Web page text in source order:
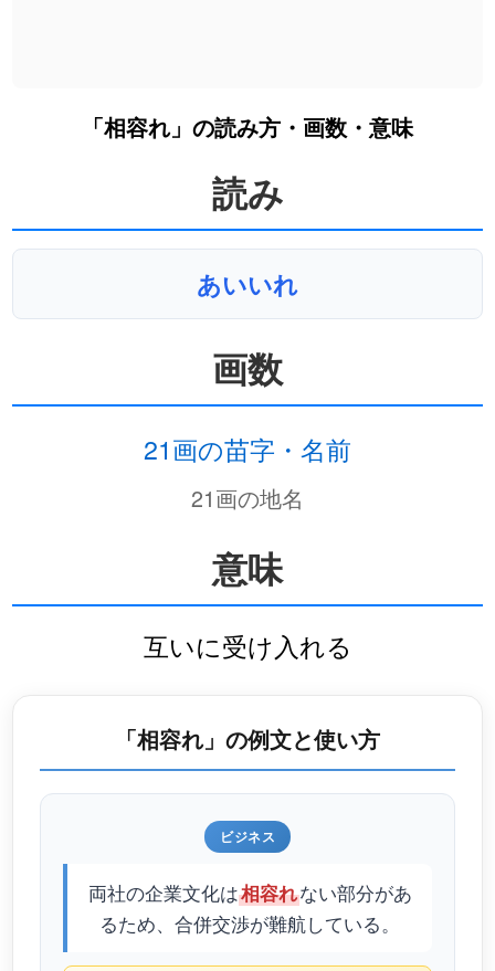
「相容れ」の読み方・画数・意味
読み
あいいれ
画数
21画の苗字・名前
21画の地名
意味
互いに受け入れる
「相容れ」の例文と使い方
ビジネス
両社の企業文化は相容れない部分があ
るため、合併交渉が難航している。